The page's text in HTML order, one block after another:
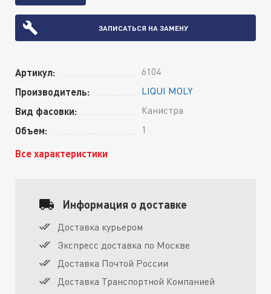
ЗАПИСАТЬСЯ НА ЗАМЕНУ
Артикул: 6104
Производитель: LIQUI MOLY
Вид фасовки: Канистра
Объем: 1
Все характеристики
Информация о доставке
Доставка курьером
Экспресс доставка по Москве
Доставка Почтой России
Доставка Транспортной Компанией